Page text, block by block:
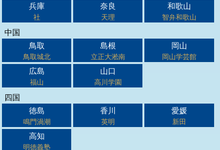
兵庫
社
奈良
天理
和歌山
智弁和歌山
中国
鳥取
鳥取城北
島根
立正大淞南
岡山
岡山学芸館
広島
福山
山口
高川学園
四国
徳島
鳴門渦潮
香川
英明
愛媛
新田
高知
明徳義塾